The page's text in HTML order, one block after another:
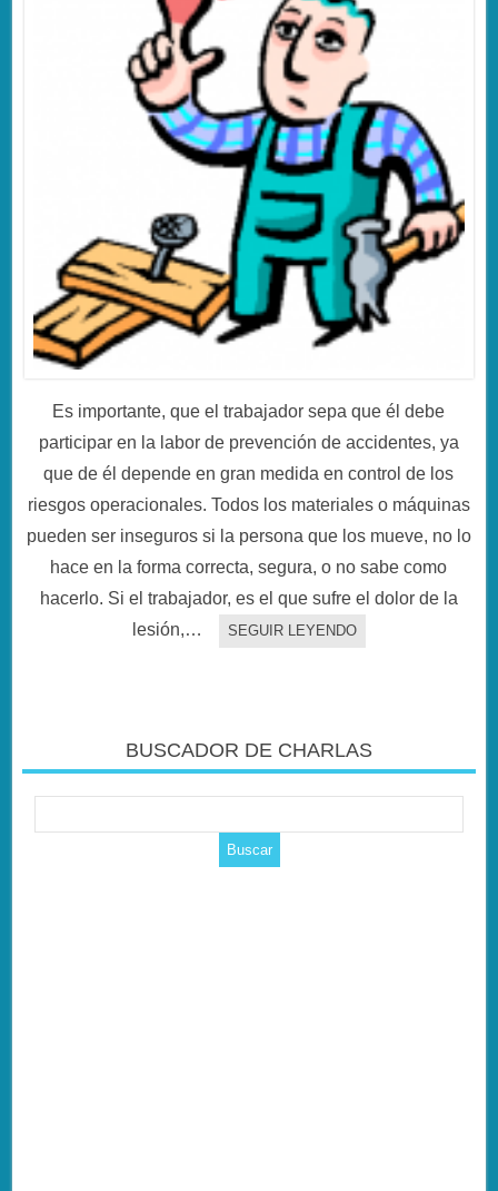
Es importante, que el trabajador sepa que él debe
participar en la labor de prevención de accidentes, ya
que de él depende en gran medida en control de los
riesgos operacionales. Todos los materiales o máquinas
pueden ser inseguros si la persona que los mueve, no lo
hace en la forma correcta, segura, o no sabe como
hacerlo. Si el trabajador, es el que sufre el dolor de la
lesión,…
SEGUIR LEYENDO
BUSCADOR DE CHARLAS